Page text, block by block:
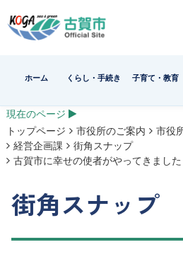
ホーム くらし・手続き 子育て・教育
現在のページ
トップページ
市役所のご案内
市役
経営企画課
街角スナップ
古賀市に幸せの使者がやってきました
街角スナップ